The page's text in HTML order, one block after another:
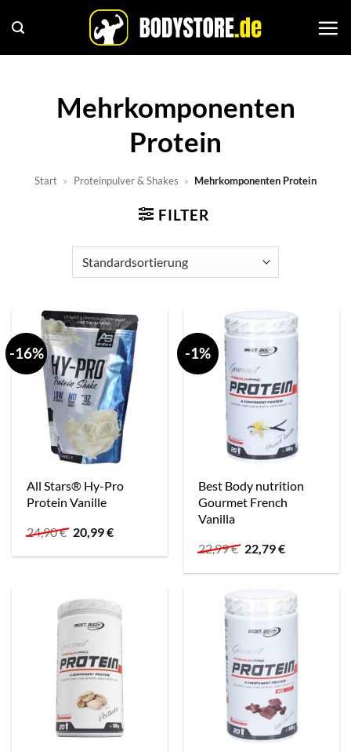
Inhalt
springen
Mehrkomponenten
Protein
Start » Proteinpulver & Shakes » Mehrkomponenten Protein
FILTER
-16%
All Stars® Hy-Pro
Protein Vanille
24,90€ Ursprünglicher
Preis
war:
20,99€Aktueller
ist:
-1%
Best Body nutrition
Gourmet French
Vanilla
22,99€ Ursprünglicher
Preis
war:
22,79€Aktueller
ist: